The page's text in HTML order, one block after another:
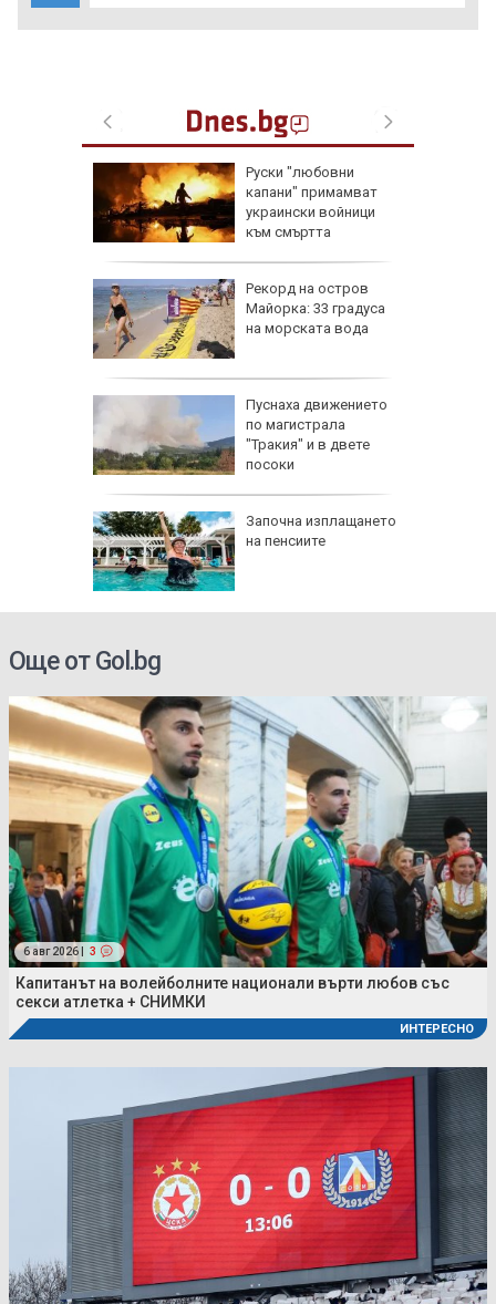
Руски "любовни
капани" примамват
украински войници
към смъртта
Рекорд на остров
Майорка: 33 градуса
на морската вода
Пуснаха движението
по магистрала
"Тракия" и в двете
посоки
Започна изплащането
на пенсиите
Още от Gol.bg
6 авг 2026 | 3
Капитанът на волейболните национали върти любов със
секси атлетка + СНИМКИ
ИНТЕРЕСНО